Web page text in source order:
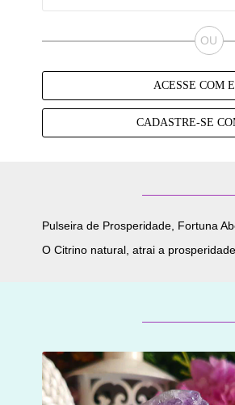
ACESSE COM
CADASTRE-SE
Pulseira de Prosperidade, Fortuna
O Citrino natural, atrai a
ADICIONAR